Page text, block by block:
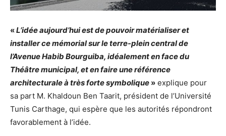
«L’idée aujourd’hui est de pouvoir matérialiser et
installer ce mémorial sur le terre-plein central de
l’Avenue Habib Bourguiba, idéalement en face du
Théâtre municipal, et en faire une référence
architecturale à très forte symbolique » explique pour
sa part M. Khaldoun Ben Taarit, président de l’Université
Tunis Carthage, qui espère que les autorités répondront
favorablement à l’idée.